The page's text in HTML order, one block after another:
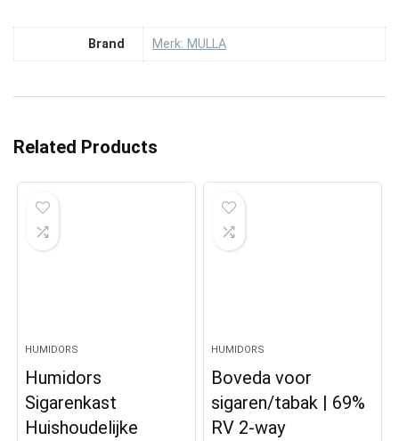
Brand Merk: MULLA
Related Products
HUMIDORS
Humidors
Sigarenkast
Huishoudelijke
HUMIDORS
Boveda voor
sigaren/tabak | 69%
RV 2-way